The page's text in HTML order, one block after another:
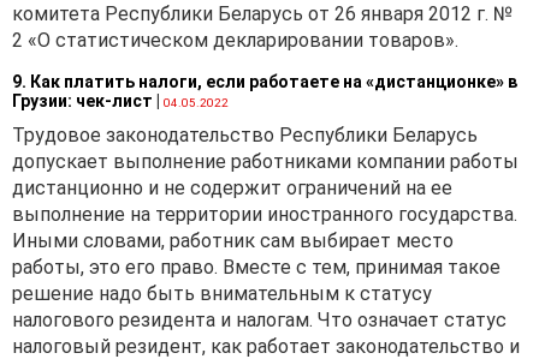
комитета Республики Беларусь от 26 января 2012 г. №
2 «О статистическом декларировании товаров».
9. Как платить налоги, если работаете на «дистанционке» в
Грузии: чек-лист | 04.05.2022
Трудовое законодательство Республики Беларусь
допускает выполнение работниками компании работы
дистанционно и не содержит ограничений на ее
выполнение на территории иностранного государства.
Иными словами, работник сам выбирает место
работы, это его право. Вместе с тем, принимая такое
решение надо быть внимательным к статусу
налогового резидента и налогам. Что означает статус
налоговый резидент, как работает законодательство и